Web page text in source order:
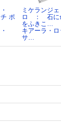
ポ
ミケランジェ
ロ ： 石に
をふきこ…
キアーラ・ロ
サ…